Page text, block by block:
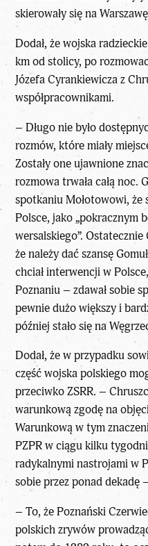
skierowały się na
Dodał, że wojska
km od stolicy, po
Józefa Cyrankiewicza z
współpracownikami.
– Długo nie było
rozmów, które miały
Zostały one ujawnione
rozmowa trwała całą noc.
spotkaniu Mołotowowi, że
Polsce, jako „pokracznym
wersalskiego”. Ostatecznie
że należy dać szansę
chciał interwencji w
Poznaniu – zdawał sobie
pewnie dużo większy i
później stało się na
Dodał, że w przypadku
część wojska polskiego
przeciwko ZSRR. –
warunkową zgodę na
Warunkową w tym
PZPR w ciągu kilku
radykalnymi nastrojami w
sobie przez ponad dekadę
– To, że Poznański
polskich zrywów